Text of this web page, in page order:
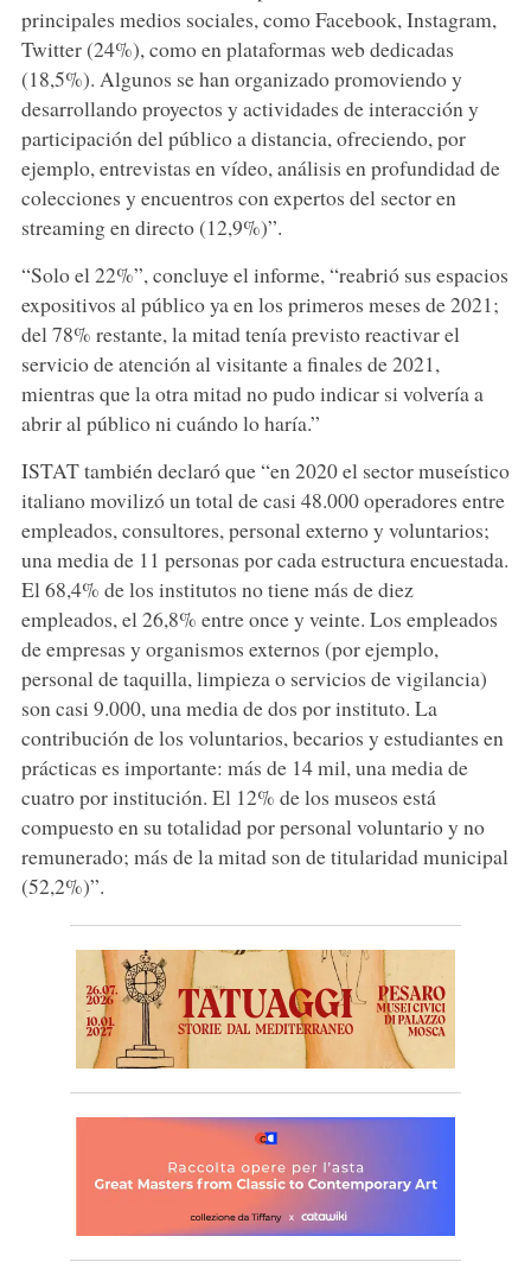
principales medios sociales, como Facebook, Instagram,
Twitter (24%), como en plataformas web dedicadas
(18,5%). Algunos se han organizado promoviendo y
desarrollando proyectos y actividades de interacción y
participación del público a distancia, ofreciendo, por
ejemplo, entrevistas en vídeo, análisis en profundidad de
colecciones y encuentros con expertos del sector en
streaming en directo (12,9%)”.
“Solo el 22%”, concluye el informe, “reabrió sus espacios
expositivos al público ya en los primeros meses de 2021;
del 78% restante, la mitad tenía previsto reactivar el
servicio de atención al visitante a finales de 2021,
mientras que la otra mitad no pudo indicar si volvería a
abrir al público ni cuándo lo haría.”
ISTAT también declaró que “en 2020 el sector museístico
italiano movilizó un total de casi 48.000 operadores entre
empleados, consultores, personal externo y voluntarios;
una media de 11 personas por cada estructura encuestada.
El 68,4% de los institutos no tiene más de diez
empleados, el 26,8% entre once y veinte. Los empleados
de empresas y organismos externos (por ejemplo,
personal de taquilla, limpieza o servicios de vigilancia)
son casi 9.000, una media de dos por instituto. La
contribución de los voluntarios, becarios y estudiantes en
prácticas es importante: más de 14 mil, una media de
cuatro por institución. El 12% de los museos está
compuesto en su totalidad por personal voluntario y no
remunerado; más de la mitad son de titularidad municipal
(52,2%)”.